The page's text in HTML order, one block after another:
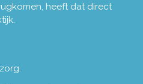
heeft dat direct